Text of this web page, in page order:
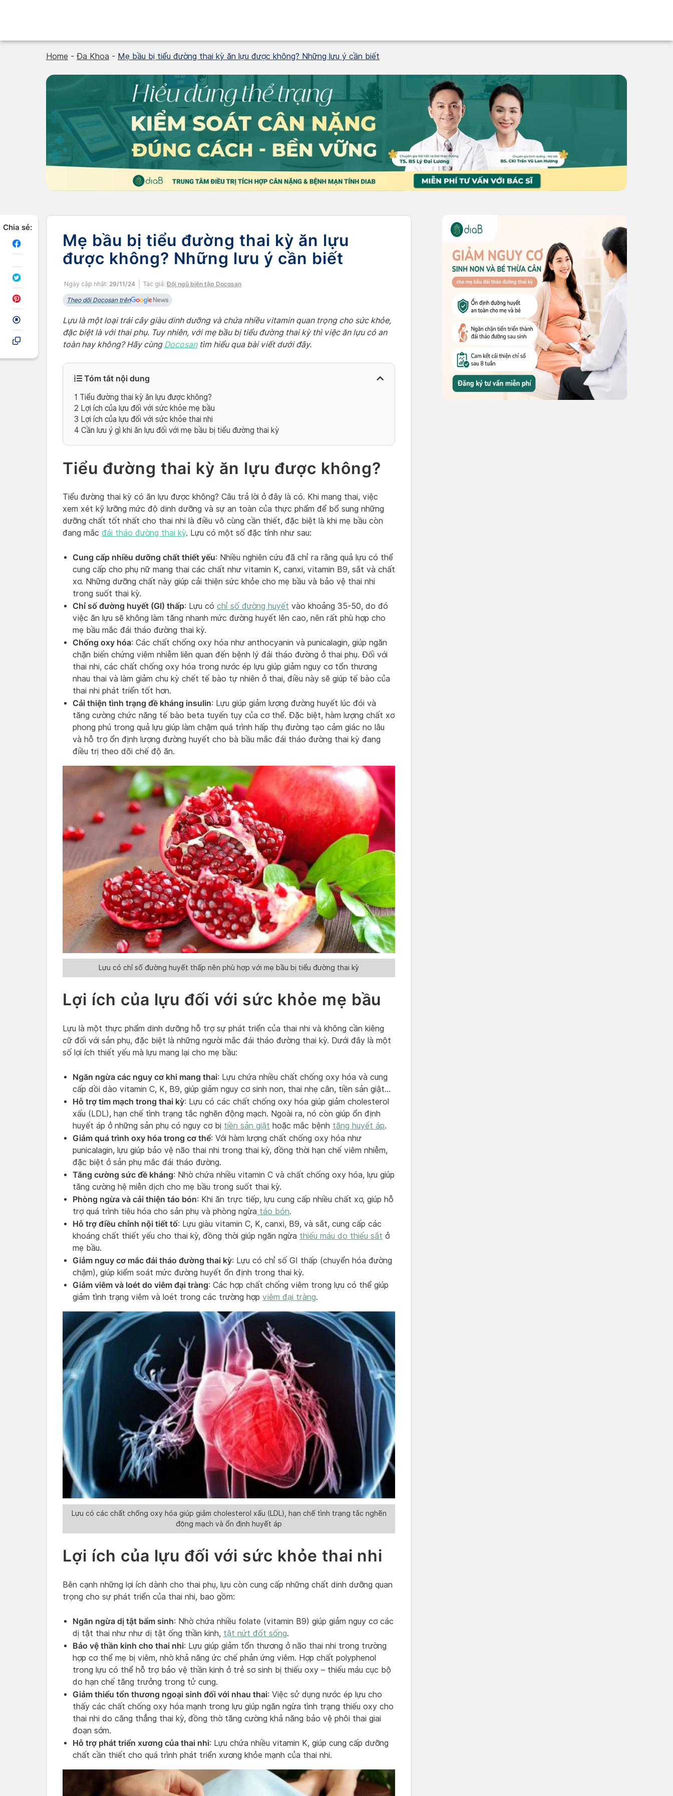
Home - Đa Khoa - Mẹ bầu bị tiểu đường thai kỳ ăn lựu được không? Những lưu ý cần biết
Chia sẻ:
Mẹ bầu bị tiểu đường thai kỳ ăn lựu
được không? Những lưu ý cần biết
Ngày cập nhật: 29/11/24 Tác giả:Đội ngũ biên tập Docosan
Theo dõi Docosan trên
Lựu là một loại trái cây giàu dinh dưỡng và chứa nhiều vitamin quan trọng cho sức khỏe,
đặc biệt là với thai phụ. Tuy nhiên, với mẹ bầu bị tiểu đường thai kỳ thì việc ăn lựu có an
toàn hay không? Hãy cùng Docosantìm hiểu qua bài viết dưới đây.
Tóm tắt nội dung
1 Tiểu đường thai kỳ ăn lựu được không?
2 Lợi ích của lựu đối với sức khỏe mẹ bầu
3 Lợi ích của lựu đối với sức khỏe thai nhi
4 Cần lưu ý gì khi ăn lựu đối với mẹ bầu bị tiểu đường thai kỳ
Tiểu đường thai kỳ ăn lựu được không?
Tiểu đường thai kỳ có ăn lựu được không? Câu trả lời ở đây là có. Khi mang thai, việc
xem xét kỹ lưỡng mức độ dinh dưỡng và sự an toàn của thực phẩm để bổ sung những
dưỡng chất tốt nhất cho thai nhi là điều vô cùng cần thiết, đặc biệt là khi mẹ bầu còn
đang mắc đái tháo đường thai kỳ. Lựu có một số đặc tính như sau:
Cung cấp nhiều dưỡng chất thiết yếu: Nhiều nghiên cứu đã chỉ ra rằng quả lựu có thể
cung cấp cho phụ nữ mang thai các chất như vitamin K, canxi, vitamin B9, sắt và chất
xơ. Những dưỡng chất này giúp cải thiện sức khỏe cho mẹ bầu và bảo vệ thai nhi
trong suốt thai kỳ.
Chỉ số đường huyết (GI) thấp: Lựu có chỉ số đường huyết vào khoảng 35-50, do đó
việc ăn lựu sẽ không làm tăng nhanh mức đường huyết lên cao, nên rất phù hợp cho
mẹ bầu mắc đái tháo đường thai kỳ.
Chống oxy hóa: Các chất chống oxy hóa như anthocyanin và punicalagin, giúp ngăn
chặn biến chứng viêm nhiễm liên quan đến bệnh lý đái tháo đường ở thai phụ. Đối với
thai nhi, các chất chống oxy hóa trong nước ép lựu giúp giảm nguy cơ tổn thương
nhau thai và làm giảm chu kỳ chết tế bào tự nhiên ở thai, điều này sẽ giúp tế bào của
thai nhi phát triển tốt hơn.
Cải thiện tình trạng đề kháng insulin: Lựu giúp giảm lượng đường huyết lúc đói và
tăng cường chức năng tế bào beta tuyến tụy của cơ thể. Đặc biệt, hàm lượng chất xơ
phong phú trong quả lựu giúp làm chậm quá trình hấp thụ đường tạo cảm giác no lâu
và hỗ trợ ổn định lượng đường huyết cho bà bầu mắc đái tháo đường thai kỳ đang
điều trị theo dõi chế độ ăn.
Lựu có chỉ số đường huyết thấp nên phù hợp với mẹ bầu bị tiểu đường thai kỳ
Lợi ích của lựu đối với sức khỏe mẹ bầu
Lựu là một thực phẩm dinh dưỡng hỗ trợ sự phát triển của thai nhi và không cần kiêng
cữ đối với sản phụ, đặc biệt là những người mắc đái tháo đường thai kỳ. Dưới đây là một
số lợi ích thiết yếu mà lựu mang lại cho mẹ bầu:
Ngăn ngừa các nguy cơ khi mang thai: Lựu chứa nhiều chất chống oxy hóa và cung
cấp dồi dào vitamin C, K, B9, giúp giảm nguy cơ sinh non, thai nhẹ cân, tiền sản giật…
Hỗ trợ tim mạch trong thai kỳ: Lựu có các chất chống oxy hóa giúp giảm cholesterol
xấu (LDL), hạn chế tình trạng tắc nghẽn động mạch. Ngoài ra, nó còn giúp ổn định
huyết áp ở những sản phụ có nguy cơ bị tiền sản giật hoặc mắc bệnh tăng huyết áp.
Giảm quá trình oxy hóa trong cơ thể: Với hàm lượng chất chống oxy hóa như
punicalagin, lựu giúp bảo vệ não thai nhi trong thai kỳ, đồng thời hạn chế viêm nhiễm,
đặc biệt ở sản phụ mắc đái tháo đường.
Tăng cường sức đề kháng: Nhờ chứa nhiều vitamin C và chất chống oxy hóa, lựu giúp
tăng cường hệ miễn dịch cho mẹ bầu trong suốt thai kỳ.
Phòng ngừa và cải thiện táo bón: Khi ăn trực tiếp, lựu cung cấp nhiều chất xơ, giúp hỗ
trợ quá trình tiêu hóa cho sản phụ và phòng ngừa táo bón.
Hỗ trợ điều chỉnh nội tiết tố: Lựu giàu vitamin C, K, canxi, B9, và sắt, cung cấp các
khoáng chất thiết yếu cho thai kỳ, đồng thời giúp ngăn ngừa thiếu máu do thiếu sắt ở
mẹ bầu.
Giảm nguy cơ mắc đái tháo đường thai kỳ: Lựu có chỉ số GI thấp (chuyển hóa đường
chậm), giúp kiểm soát mức đường huyết ổn định trong thai kỳ.
Giảm viêm và loét do viêm đại tràng: Các hợp chất chống viêm trong lựu có thể giúp
giảm tình trạng viêm và loét trong các trường hợp viêm đại tràng.
Lựu có các chất chống oxy hóa giúp giảm cholesterol xấu (LDL), hạn chế tình trạng tắc nghẽn
động mạch và ổn định huyết áp
Lợi ích của lựu đối với sức khỏe thai nhi
Bên cạnh những lợi ích dành cho thai phụ, lựu còn cung cấp những chất dinh dưỡng quan
trọng cho sự phát triển của thai nhi, bao gồm:
Ngăn ngừa dị tật bẩm sinh: Nhờ chứa nhiều folate (vitamin B9) giúp giảm nguy cơ các
dị tật thai như như dị tật ống thần kinh, tật nứt đốt sống.
Bảo vệ thần kinh cho thai nhi: Lựu giúp giảm tổn thương ở não thai nhi trong trường
hợp cơ thể mẹ bị viêm, nhờ khả năng ức chế phản ứng viêm. Hợp chất polyphenol
trong lựu có thể hỗ trợ bảo vệ thần kinh ở trẻ sơ sinh bị thiếu oxy – thiếu máu cục bộ
do hạn chế tăng trưởng trong tử cung.
Giảm thiểu tổn thương ngoại sinh đối với nhau thai: Việc sử dụng nước ép lựu cho
thấy các chất chống oxy hóa mạnh trong lựu giúp ngăn ngừa tình trạng thiếu oxy cho
thai nhi do căng thẳng thai kỳ, đồng thờ tăng cường khả năng bảo vệ phôi thai giai
đoạn sớm.
Hỗ trợ phát triển xương của thai nhi: Lựu chứa nhiều vitamin K, giúp cung cấp dưỡng
chất cần thiết cho quá trình phát triển xương khỏe mạnh của thai nhi.